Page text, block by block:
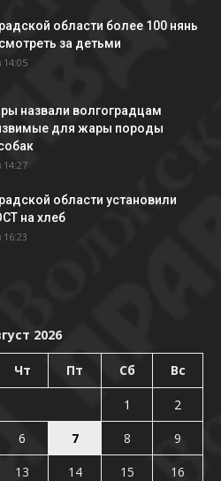
области более 100 нянь
за детьми
14:05
назвали волгоградцам
для жары породы
14:27
области установили
на хлеб
16:23
2026
Чт Пт Сб Вс
1
2
6 7 8
9
13 14 15
16